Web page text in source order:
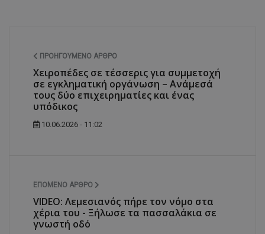
ΠΡΟΗΓΟΎΜΕΝΟ ΆΡΘΡΟ
Χειροπέδες σε τέσσερις για συμμετοχή
σε εγκληματική οργάνωση – Ανάμεσά
τους δύο επιχειρηματίες και ένας
υπόδικος
10.06.2026 - 11:02
ΕΠΌΜΕΝΟ ΆΡΘΡΟ
VIDEO: Λεμεσιανός πήρε τον νόμο στα
χέρια του - Ξήλωσε τα πασσαλάκια σε
γνωστή οδό